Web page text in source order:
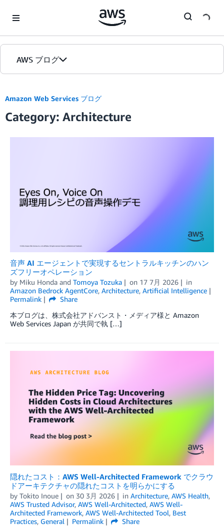
AWS ブログ
カテゴリ
エディション
Amazon Web Services ブログ
Category: Architecture
音声 AI エージェントで実現するセントラルキッチンのハン
ズフリーオペレーション
by Miku Honda and Tomoya Tozuka on 17 7月 2026
in
Amazon Bedrock AgentCore, Architecture, Artificial Intelligence
Permalink
Share
本ブログは、株式会社アドバンスト・メディア様と Amazon
Web Services Japan が共同で執 […]
隠れたコスト：AWS Well-Architected Framework でクラウ
ドアーキテクチャの隠れたコストを明らかにする
by Tokito Inoue on 30 3月 2026 in Architecture, AWS Health,
AWS Trusted Advisor, AWS Well-Architected, AWS Well-
Architected Framework, AWS Well-Architected Tool, Best
Practices, General Permalink
Share